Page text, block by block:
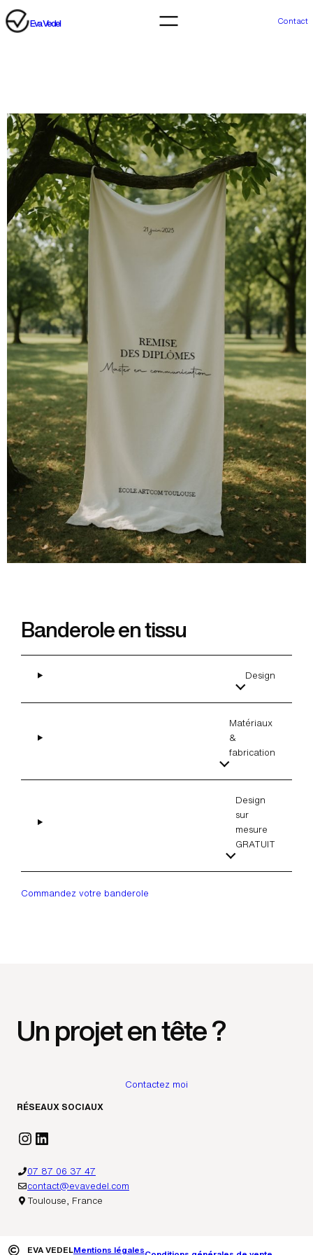
Eva Vedel Contact
Banderole en tissu
Design
Matériaux
&
fabrication
Design
sur
mesure
GRATUIT
Commandez votre banderole
Un projet en tête ?
Contactez moi
RÉSEAUX SOCIAUX
Instagram
LinkedIn
07 87 06 37 47
contact@evavedel.com
Toulouse, France
EVA VEDELMentions légales